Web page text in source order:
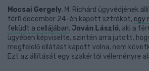
Mocsai Gergely, M. Richárd ügyvédjének
férfi december 24-én kapott sztrókot, egy
feküdt a cellájában. Jován László, aki a
ügyében képviselte, szintén arra jutott,
megfelelő ellátást kapott volna, nem
Ezt az állítását egy szakértői véleményre